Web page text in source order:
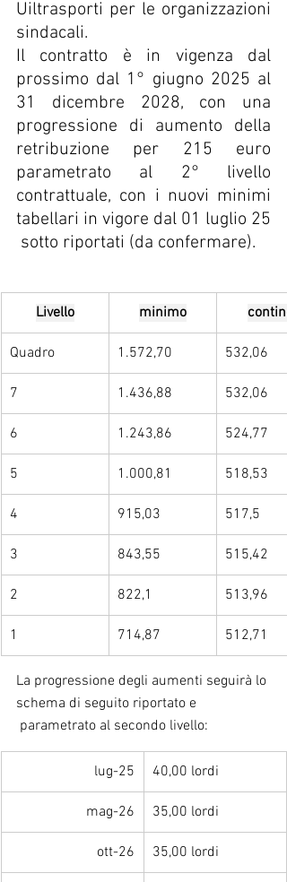
Uiltrasporti per le organizzazioni
sindacali.
Il contratto è in vigenza dal
prossimo dal 1° giugno 2025 al
31 dicembre 2028, con una
progressione di aumento della
retribuzione per 215 euro
parametrato al 2° livello
contrattuale, con i nuovi minimi
tabellari in vigore dal 01 luglio 25
sotto riportati (da confermare).
Livello minimo conting
Quadro 1.572,70 532,06
7 1.436,88 532,06
6 1.243,86 524,77
5 1.000,81 518,53
4 915,03 517,5
3 843,55 515,42
2 822,1 513,96
1 714,87 512,71
La progressione degli aumenti seguirà lo
schema di seguito riportato e
parametrato al secondo livello:
lug-25 40,00 lordi
mag-26 35,00 lordi
ott-26 35,00 lordi